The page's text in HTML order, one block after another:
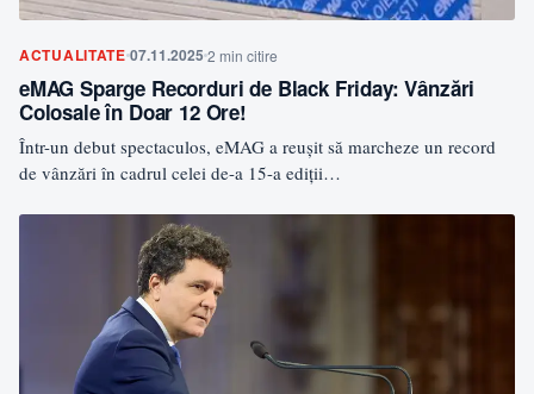
ACTUALITATE 07.11.2025 2 min citire
eMAG Sparge Recorduri de Black Friday: Vânzări
Colosale în Doar 12 Ore!
Într-un debut spectaculos, eMAG a reușit să marcheze un record
de vânzări în cadrul celei de-a 15-a ediții…